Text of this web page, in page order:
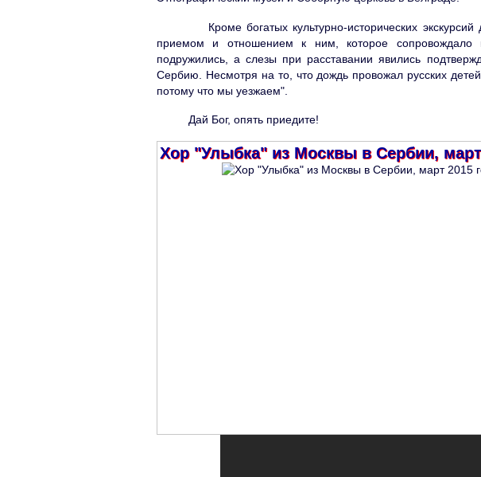
Кроме богатых культурно-исторических экскурсий
приемом и отношением к ним, которое
подружились, а слезы при расставании явились
Сербию. Несмотря на то, что дождь провожал русских
потому что мы уезжаем".
Дай Бог, опять приедите!
Хор "Улыбка" из Москвы в Сербии, март